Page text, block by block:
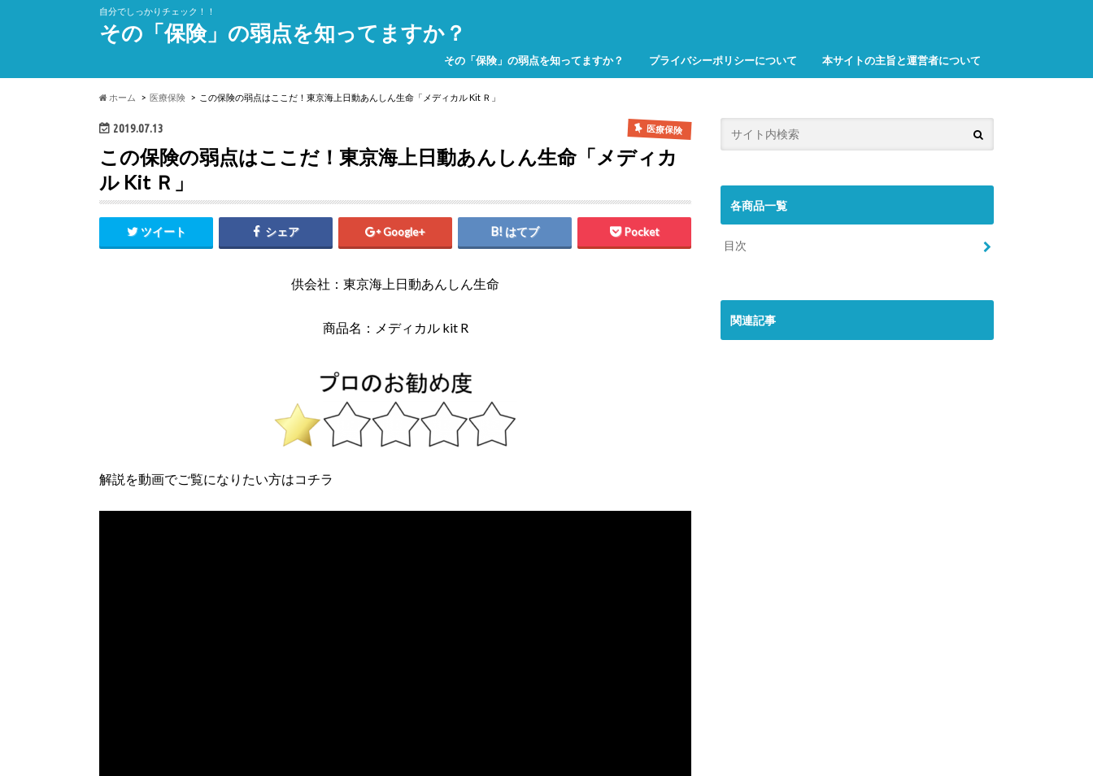
自分でしっかりチェック！！
その「保険」の弱点を知ってますか？
その「保険」の弱点を知ってますか？ プライバシーポリシーについて 本サイトの主旨と運営者について
ホーム 医療保険 この保険の弱点はここだ！東京海上日動あんしん生命「メディカル Kit Ｒ」
2019.07.13 医療保険
この保険の弱点はここだ！東京海上日動あんしん生命「メディカ
ル Kit Ｒ」
ツイート シェア Google+ はてブ Pocket
供会社：東京海上日動あんしん生命
商品名：メディカル kit R
解説を動画でご覧になりたい方はコチラ
各商品一覧
目次
関連記事